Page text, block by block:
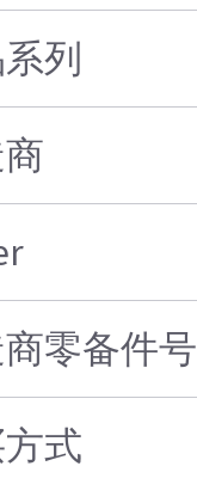
列
零备件号
式